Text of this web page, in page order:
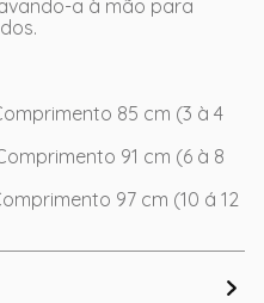
a à mão para
85 cm (3 à 4
91 cm (6 à 8
97 cm (10 á 12